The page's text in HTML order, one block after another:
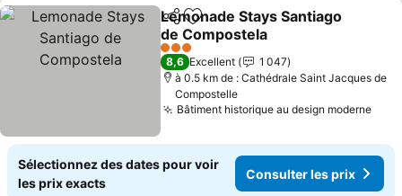
PartagerAjouter à mes favoris
Lemonade Stays Santiago
de Compostela
3 Étoiles
8,6 Excellent
1 047
à 0.5 km de : Cathédrale Saint Jacques de
Compostelle
Bâtiment historique au design moderne
Sélectionnez des dates pour voir
les prix exacts
Consulter les prix